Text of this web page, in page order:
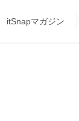
itSnapマガジン